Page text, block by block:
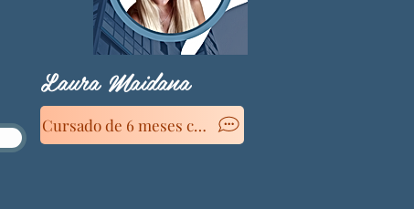
Laura Maidana